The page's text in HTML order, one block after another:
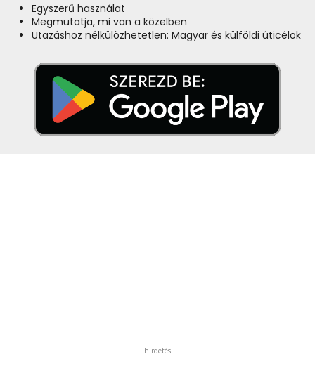
Egyszerű használat
Megmutatja, mi van a közelben
Utazáshoz nélkülözhetetlen: Magyar és külföldi úticélok
hirdetés